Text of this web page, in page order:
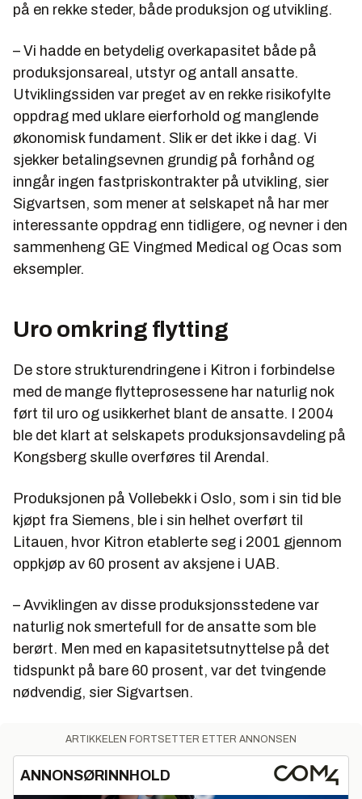
på en rekke steder, både produksjon og utvikling.
– Vi hadde en betydelig overkapasitet både på
produksjonsareal, utstyr og antall ansatte.
Utviklingssiden var preget av en rekke risikofylte
oppdrag med uklare eierforhold og manglende
økonomisk fundament. Slik er det ikke i dag. Vi
sjekker betalingsevnen grundig på forhånd og
inngår ingen fastpriskontrakter på utvikling, sier
Sigvartsen, som mener at selskapet nå har mer
interessante oppdrag enn tidligere, og nevner i den
sammenheng GE Vingmed Medical og Ocas som
eksempler.
Uro omkring flytting
De store strukturendringene i Kitron i forbindelse
med de mange flytteprosessene har naturlig nok
ført til uro og usikkerhet blant de ansatte. I 2004
ble det klart at selskapets produksjonsavdeling på
Kongsberg skulle overføres til Arendal.
Produksjonen på Vollebekk i Oslo, som i sin tid ble
kjøpt fra Siemens, ble i sin helhet overført til
Litauen, hvor Kitron etablerte seg i 2001 gjennom
oppkjøp av 60 prosent av aksjene i UAB.
– Avviklingen av disse produksjonsstedene var
naturlig nok smertefull for de ansatte som ble
berørt. Men med en kapasitetsutnyttelse på det
tidspunkt på bare 60 prosent, var det tvingende
nødvendig, sier Sigvartsen.
ARTIKKELEN FORTSETTER ETTER ANNONSEN
ANNONSØRINNHOLD